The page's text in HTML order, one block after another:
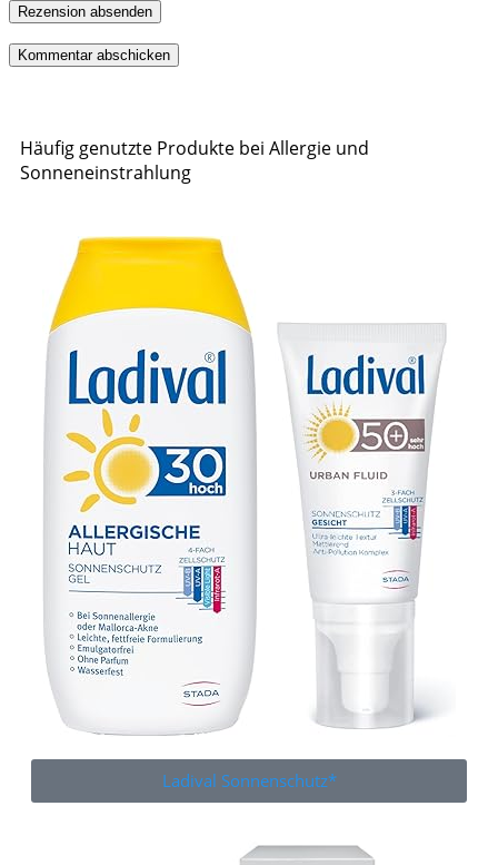
Rezension absenden
Häufig genutzte Produkte bei Allergie und
Sonneneinstrahlung
Ladival Sonnenschutz*